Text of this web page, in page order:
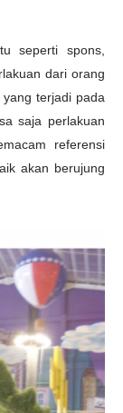
seperti spons,
dari orang
terjadi pada
saja perlakuan
referensi
akan berujung